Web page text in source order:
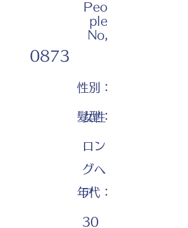
Peo
ple
No,
0873
性別：
女性
髪型：
ロン
グヘ
ア
年代：
30